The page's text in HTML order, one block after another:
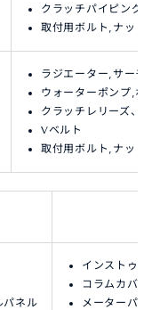
クラッチパイピング
取付用ボルト,ナット
ラジエーター,サーモ
ウォーターポンプ,ホ
クラッチレリーズ、
Vベルト
取付用ボルト,ナット
パネル
インストゥ
コラムカバ
メーターパ